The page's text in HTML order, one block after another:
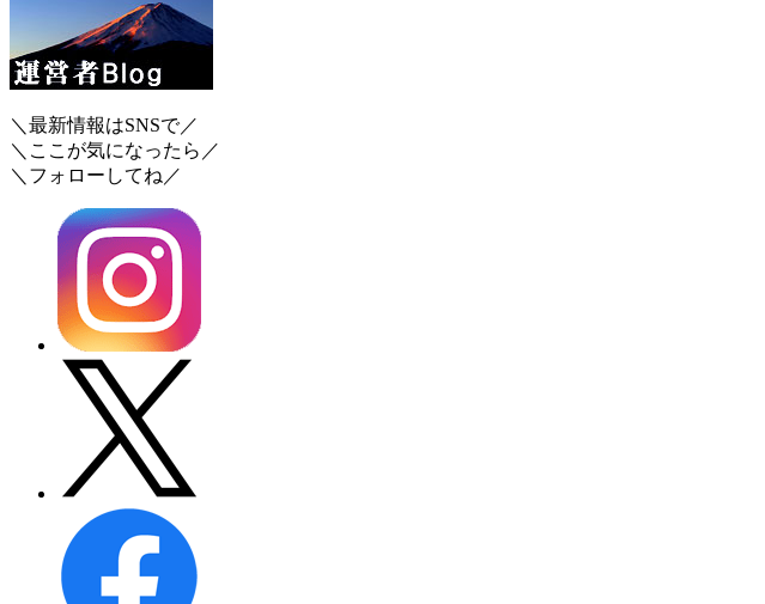
＼最新情報はSNSで／
＼ここが気になったら／
＼フォローしてね／